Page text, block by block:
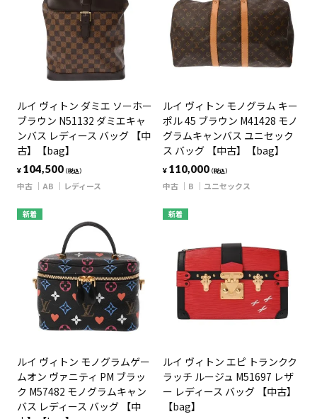
ルイ ヴィトン ダミエ ソーホー
ブラウン N51132 ダミエキャ
ンバス レディース バッグ 【中
古】【bag】
¥ 104,500（税込）
中古 AB レディース
ルイ ヴィトン モノグラム キー
ポル 45 ブラウン M41428 モノ
グラムキャンバス ユニセック
ス バッグ 【中古】【bag】
¥ 110,000（税込）
中古 B ユニセックス
新着
ルイ ヴィトン モノグラムゲー
ムオン ヴァニティ PM ブラッ
ク M57482 モノグラムキャン
バス レディース バッグ 【中
新着
ルイ ヴィトン エピ トランクク
ラッチ ルージュ M51697 レザ
ー レディース バッグ 【中古】
【bag】